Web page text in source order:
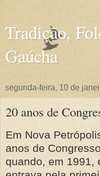
Tradição,
Gaúcha
segunda-feira, 10 de
20 anos de
Em Nova
anos de
quando, em 1991,